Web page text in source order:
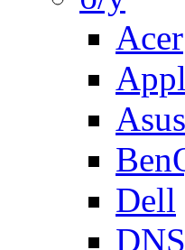
Acer
Asus
Dell
DNS